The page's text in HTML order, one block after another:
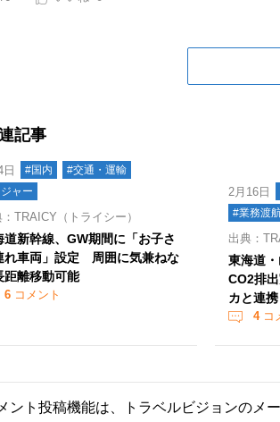
記事
#国内
#交通・運輸
ャー
：TRAICY（トライシー）
道新幹線、GW期間に「お子さ
れ車両」設定 周囲に気兼ねな
距離移動可能
6 コメント
2月16日
#業務渡
出典：
東海道
CO2排
カと連携
4コ
ント投稿機能は、トラベルビジョンのメ